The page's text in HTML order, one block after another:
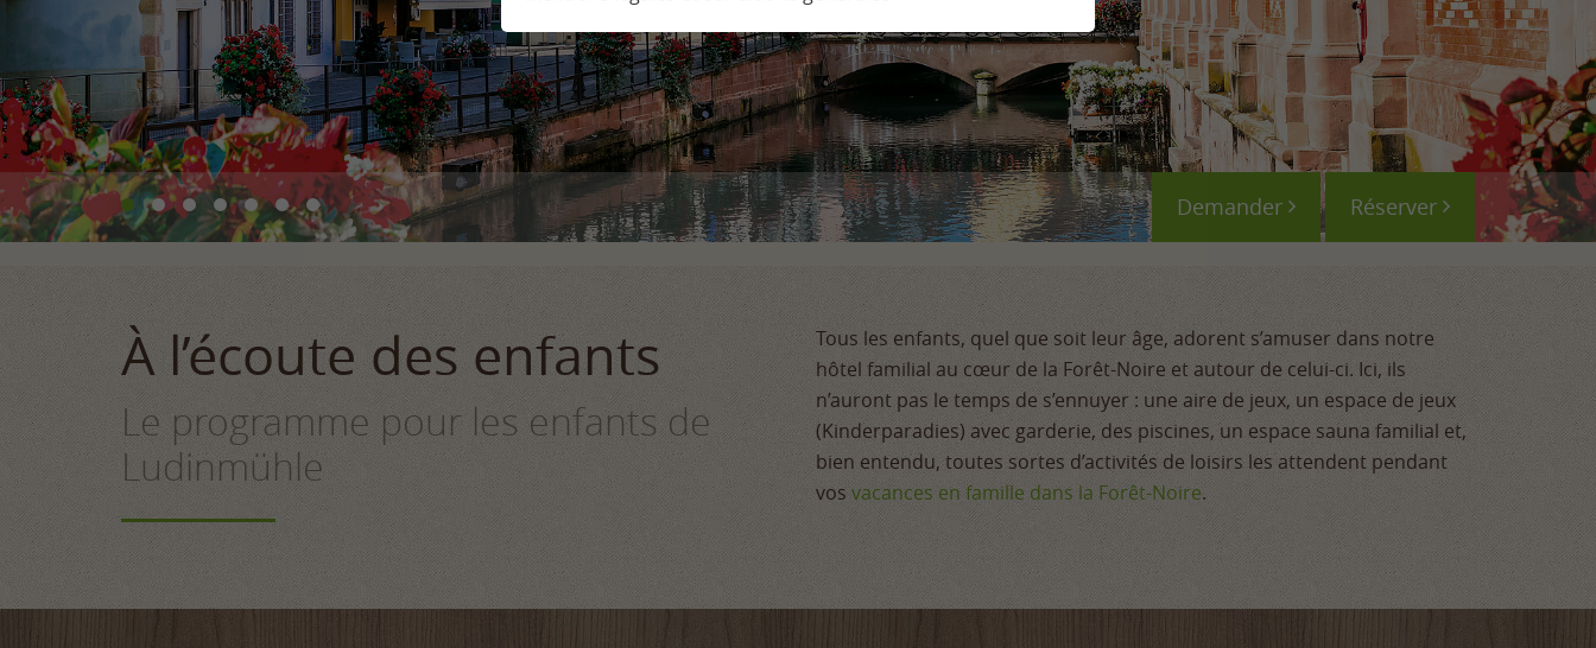
Impressions
Témoignages des clients
Newsletter
Réservation
Planificateur de vacances Séminaires et conférences
Demander Réserver
À l’écoute des enfants
Le programme pour les enfants de
Ludinmühle
Tous les enfants, quel que soit leur âge, adorent s’amuser dans notre
hôtel familial au cœur de la Forêt-Noire et autour de celui-ci. Ici, ils
n’auront pas le temps de s’ennuyer : une aire de jeux, un espace de jeux
(Kinderparadies) avec garderie, des piscines, un espace sauna familial et,
bien entendu, toutes sortes d’activités de loisirs les attendent pendant
vos vacances en famille dans la Forêt-Noire.